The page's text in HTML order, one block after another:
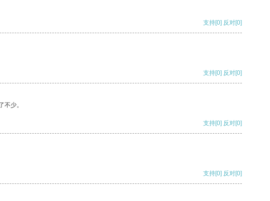
支持[0] 反对[0]
支持[0] 反对[0]
少。
支持[0] 反对[0]
支持[0] 反对[0]